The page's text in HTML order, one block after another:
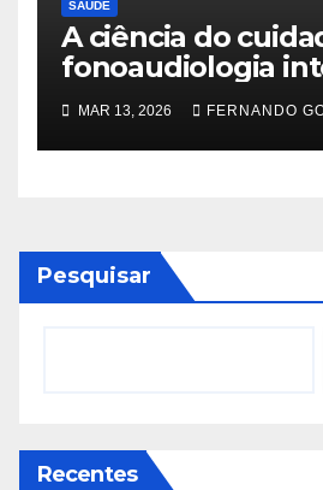
SAÚDE
A ciência do
fonoaudiologia
está redefinindo o
desenvolvimento
MAR 13, 2026 FERNANDO
Pesquisar
Recentes